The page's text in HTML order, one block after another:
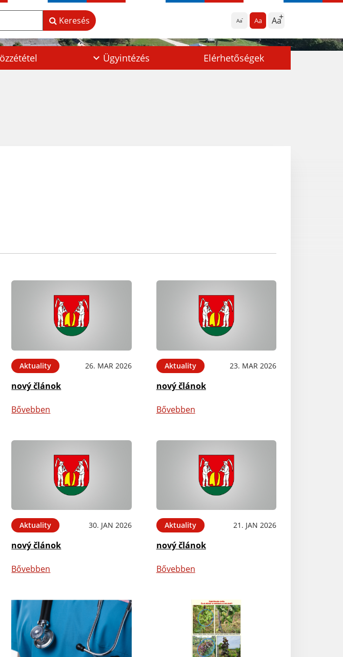
Aa Aa Aa
Keresés
Ügyintézés Elérhetőségek
Aktuality 26. MAR 2026
nový článok
Bővebben
Aktuality 23. MAR 2026
nový článok
Bővebben
Aktuality 30. JAN 2026
nový článok
Bővebben
Aktuality 21. JAN 2026
nový článok
Bővebben